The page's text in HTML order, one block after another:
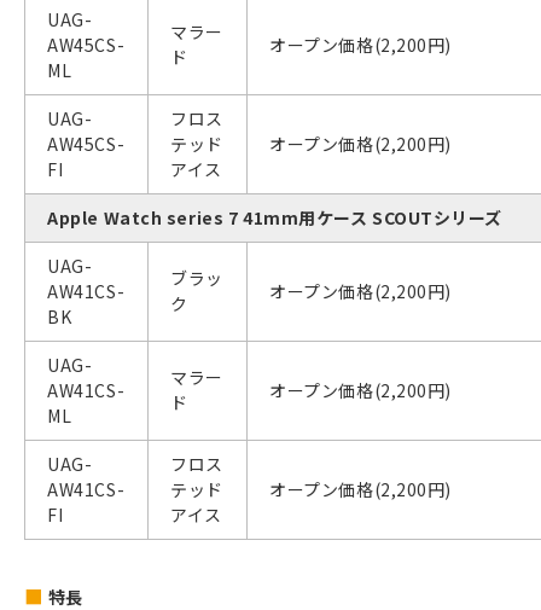
UAG-
AW45CS-
ML
マラー
ド
オープン価格(2,200円)
UAG-
AW45CS-
FI
フロス
テッド
アイス
オープン価格(2,200円)
Apple Watch series 7 41mm用ケース SCOUTシリーズ
UAG-
AW41CS-
BK
ブラッ
ク
オープン価格(2,200円)
UAG-
AW41CS-
ML
マラー
ド
オープン価格(2,200円)
UAG-
AW41CS-
FI
フロス
テッド
アイス
オープン価格(2,200円)
特長